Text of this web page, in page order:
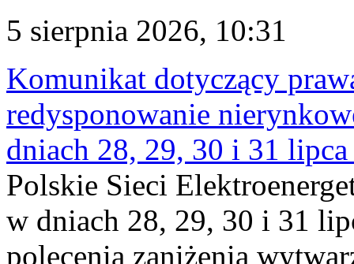
5 sierpnia 2026, 10:31
Komunikat dotyczący
redysponowanie
dniach 28, 29, 30 i 31
Polskie Sieci
w dniach 28, 29, 30 i 31
polecenia zaniżenia